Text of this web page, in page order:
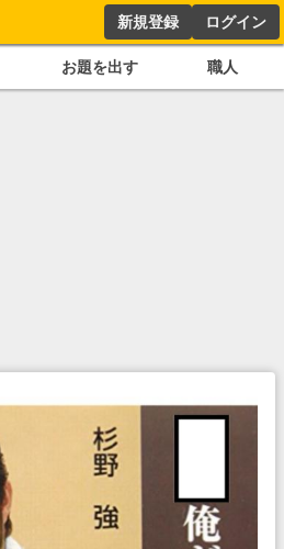
新規登録 ログイン
お題を出す 職人